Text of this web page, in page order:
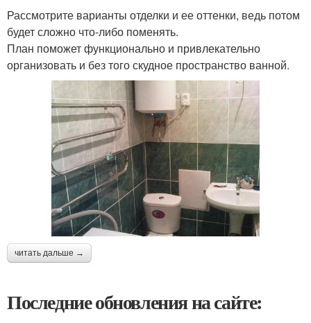
Рассмотрите варианты отделки и ее оттенки, ведь потом
будет сложно что-либо поменять.
План поможет функционально и привлекательно
организовать и без того скудное пространство ванной.
читать дальше →
Последние обновления на сайте: